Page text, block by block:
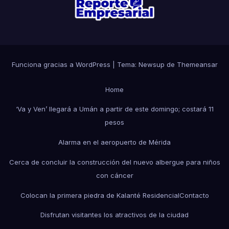
Funciona gracias a WordPress Tema: Newsup de Themeansar
Home
‘Va y Ven’ llegará a Umán a partir de este domingo; costará 11
pesos
Alarma en el aeropuerto de Mérida
Cerca de concluir la construcción del nuevo albergue para niños
con cáncer
Colocan la primera piedra de Kalanté ResidencialContacto
Disfrutan visitantes los atractivos de la ciudad